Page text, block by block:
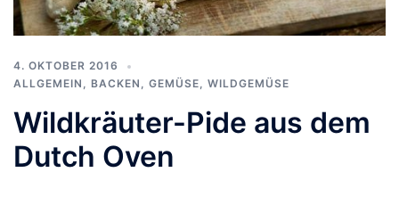
4. OKTOBER 2016
ALLGEMEIN , BACKEN , GEMÜSE, WILDGEMÜSE
Wildkräuter-Pide aus dem
Dutch Oven